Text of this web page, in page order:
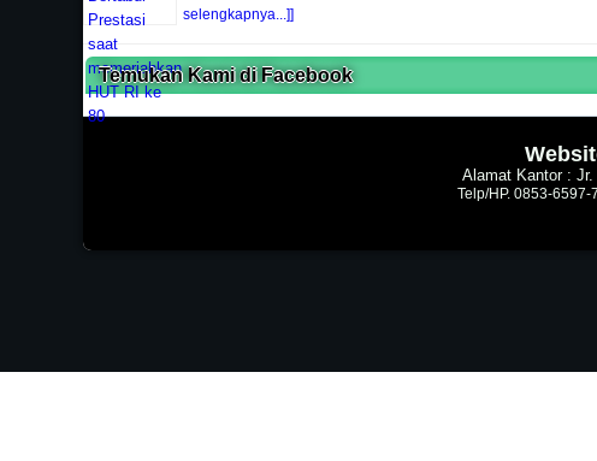
selengkapnya...]]
Temukan Kami di Facebook
Alamat Kantor : Jr.
Telp/HP. 0853-